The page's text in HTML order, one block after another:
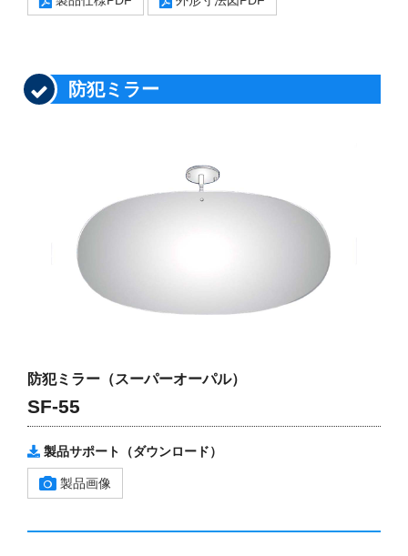
防犯ミラー
防犯ミラー（スーパーオーパル）
SF-55
製品サポート（ダウンロード）
製品画像